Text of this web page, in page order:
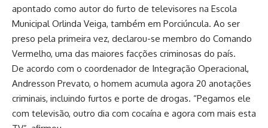
apontado como autor do furto de televisores na Escola
Municipal Orlinda Veiga, também em Porciúncula. Ao ser
preso pela primeira vez, declarou-se membro do Comando
Vermelho, uma das maiores facções criminosas do país.
De acordo com o coordenador de Integração Operacional,
Andresson Prevato, o homem acumula agora 20 anotações
criminais, incluindo furtos e porte de drogas. “Pegamos ele
com televisão, outro dia com cocaína e agora com mais esta